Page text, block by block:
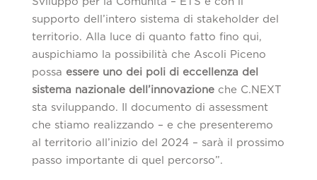
supporto dell’intero sistema di stakeholder del
territorio. Alla luce di quanto fatto fino qui,
auspichiamo la possibilità che Ascoli Piceno
possa essere uno dei poli di eccellenza del
sistema nazionale dell’innovazioneche C.NEXT
sta sviluppando. Il documento di assessment
che stiamo realizzando – e che presenteremo
al territorio all’inizio del 2024 – sarà il prossimo
passo importante di quel percorso”.